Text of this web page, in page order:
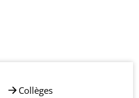
Collèges